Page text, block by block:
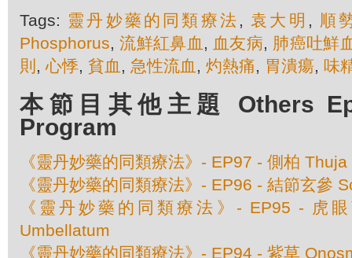
Tags: 靈丹妙藥的同類療法 ,袁大明 , 順
Phosphorus,流鮮紅鼻血 , 血友病, 肺癌吐鮮
則 ,心悸, 貧血 , 急性流血 , 灼熱痛, 胃潰瘍, 味
本節目其他主題 Others
Program
《靈丹妙藥的同類療法》- EP97 - 側柏
《靈丹妙藥的同類療法》- EP96 - 結節玄參
《靈丹妙藥的同類療法》- EP95 - 虎
Umbellatum
《靈丹妙藥的同類療法》- EP94 - 紫草